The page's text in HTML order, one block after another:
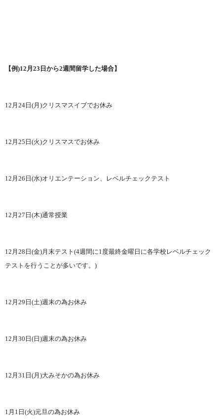
【例)12月23日から2週間留学した場合】
12 月 24 日 (月 )クリスマスイブでお休み
12 月 25 日 (火)クリスマスでお休み
12 月 26 日 (水)オリエンテーション、レベルチェックテスト
12 月 27 日 (木)通常授業
12 月 28 日 (金)月末テスト (4週間に1度最終金曜日に各学校レベルチェック
テストを行うことが多いです。 )
12 月 29 日 (土)週末の為お休み
12 月 30 日 ( 日 )週末の為お休み
12 月 31 日 (月 )大みそかの為お休み
1 月 1 日 (火)元旦の為お休み